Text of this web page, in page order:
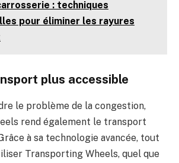
: techniques
pour éliminer les rayures
plus accessible
le problème de la congestion,
rend également le transport
à sa technologie avancée, tout
Transporting Wheels, quel que